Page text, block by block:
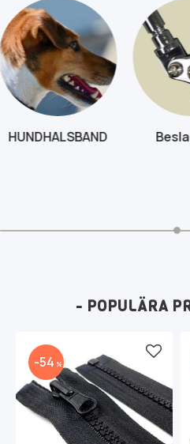
Beslag & rör
- POPULÄRA
54 % Lägg